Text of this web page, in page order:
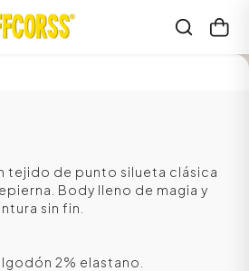
tejido de punto silueta clásica
Body lleno de magia y
sin fin.
2% elastano.